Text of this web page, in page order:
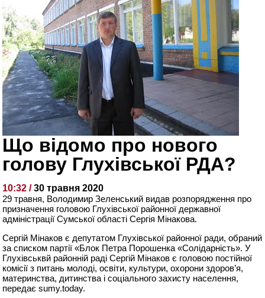
Що відомо про нового
голову Глухівської РДА?
10:32 /30 травня 2020
29 травня, Володимир Зеленський видав розпорядження про
призначення головою Глухівської районної державної
адміністрації Сумської області Сергія Мінакова.
Сергій Мінаков є депутатом Глухівської районної ради, обраний
за списком партії «Блок Петра Порошенка «Солідарність». У
Глухівськвй районній раді Сергій Мінаков є головою постійної
комісії з питань молоді, освіти, культури, охорони здоров’я,
материнства, дитинства і соціального захисту населення,
передає sumy.today.